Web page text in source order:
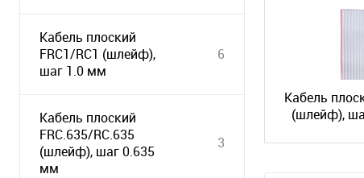
Кабель плоский
FRC1/RC1 (шлейф),
шаг 1.0 мм
6
Кабель плоский
FRC.635/RC.635
(шлейф), шаг 0.635
мм
3
Кабель
(шлейф),